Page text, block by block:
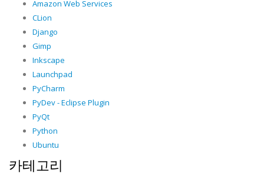
Amazon Web Services
CLion
Django
Gimp
Inkscape
Launchpad
PyCharm
PyDev - Eclipse Plugin
PyQt
Python
Ubuntu
카테고리